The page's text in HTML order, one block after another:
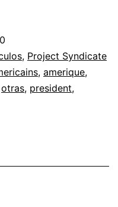
, Project Syndicate
, amerique,
otras, president,